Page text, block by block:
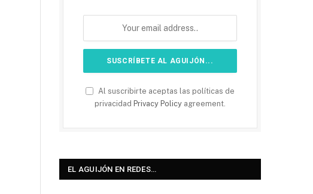
Al suscribirte aceptas las políticas de
privacidad Privacy Policy agreement.
EL AGUIJÓN EN REDES…